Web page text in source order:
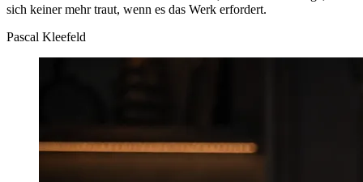
sich keiner mehr traut, wenn es das Werk erfordert.
Pascal Kleefeld